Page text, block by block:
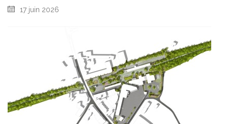
17 juin 2026